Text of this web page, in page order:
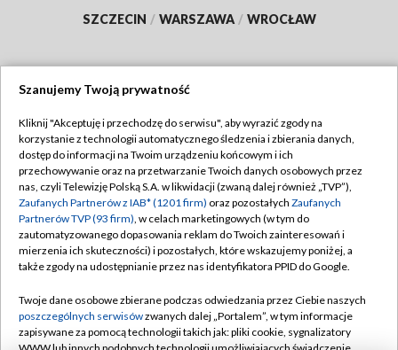
SZCZECIN / WARSZAWA / WROCŁAW
TVP
Abonament TVP
Emisja w TVP
Centrum informacji TVP
Naziemna Telewizja Cyfrowa
Rada Programowa
System NOS
Regulamin TVP
Polityka prywatności
Moje zgody
Pomoc
Kontakt
Szanujemy Twoją prywatność
Kliknij "Akceptuję i przechodzę do serwisu", aby wyrazić zgody na
korzystanie z technologii automatycznego śledzenia i zbierania danych,
dostęp do informacji na Twoim urządzeniu końcowym i ich
przechowywanie oraz na przetwarzanie Twoich danych osobowych przez
nas, czyli Telewizję Polską S.A. w likwidacji (zwaną dalej również „TVP”),
Zaufanych Partnerów z IAB* (1201 firm) oraz pozostałych Zaufanych
Partnerów TVP (93 firm), w celach marketingowych (w tym do
zautomatyzowanego dopasowania reklam do Twoich zainteresowań i
mierzenia ich skuteczności) i pozostałych, które wskazujemy poniżej, a
także zgody na udostępnianie przez nas identyfikatora PPID do Google.
Twoje dane osobowe zbierane podczas odwiedzania przez Ciebie naszych
poszczególnych serwisówzwanych dalej „Portalem”, w tym informacje
zapisywane za pomocą technologii takich jak: pliki cookie, sygnalizatory